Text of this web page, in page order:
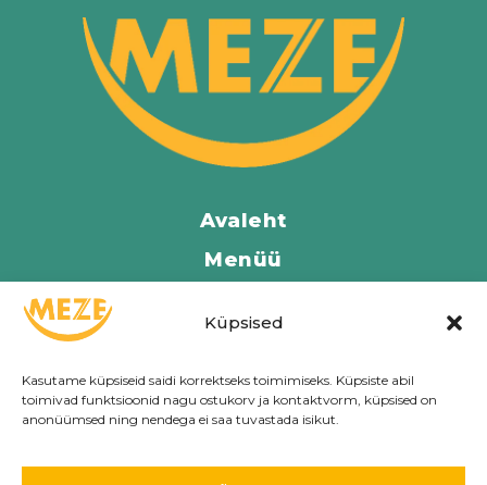
Küpsised
Kasutame küpsiseid saidi korrektseks toimimiseks. Küpsiste abil
toimivad funktsioonid nagu ostukorv ja kontaktvorm, küpsised on
anonüümsed ning nendega ei saa tuvastada isikut.
Avaleht
Menüü
Kontakt
Meist